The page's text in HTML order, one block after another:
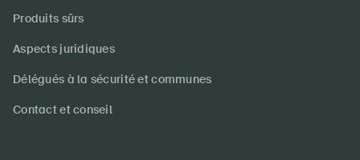
Produits sûrs
Aspects juridiques
Délégués à la sécurité et communes
Contact et conseil